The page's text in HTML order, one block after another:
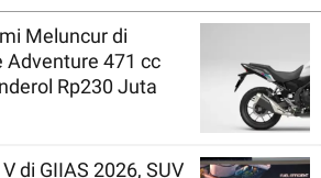
Meluncur di
Adventure 471 cc
Rp230 Juta
di GIIAS 2026, SUV